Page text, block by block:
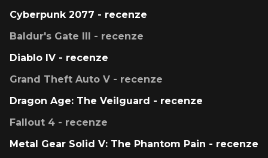
Cyberpunk 2077 - recenze
Baldur's Gate III - recenze
Diablo IV - recenze
Grand Theft Auto V - recenze
Dragon Age: The Veilguard - recenze
Fallout 4 - recenze
Metal Gear Solid V: The Phantom Pain - recenze